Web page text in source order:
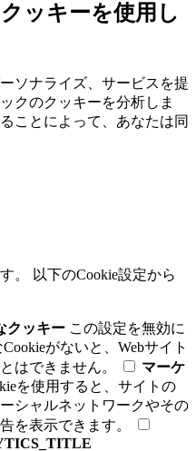
ッキーを使用し
ソナライズ、サービスを提
クのクッキーを分析しま
ことによって、あなたは同
。 以下のCookie設定から
クッキー この設定を無効に
がないと、Webサイト
はできません。
マーケ
を使用すると、サイトの
シャルネットワークやその
を表示できます。